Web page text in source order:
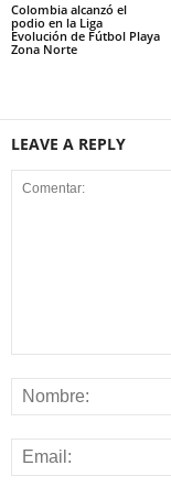
Colombia alcanzó el
podio en la Liga
Evolución de Fútbol Playa
Zona Norte
LEAVE A REPLY